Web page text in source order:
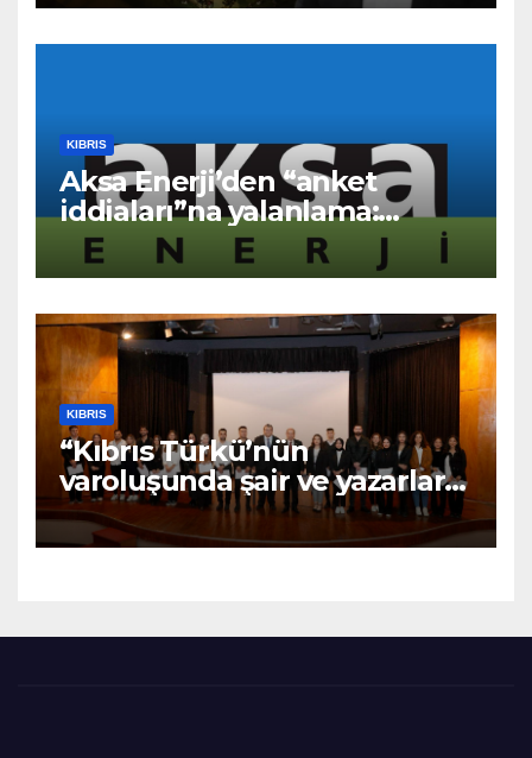
KIBRIS
Aksa Enerji’den “anket
iddiaları”na yalanlama:
“Asılsız ve mesnetsiz
haberler”
KIBRIS
“Kıbrıs Türkü’nün
varoluşunda şair ve yazarların
katkıları büyüktür” – BRTK